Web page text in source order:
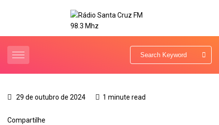
29 de outubro de 2024 1 minute read
Compartilhe